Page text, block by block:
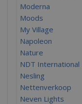
Moderna
Moods
My Village
Napoleon
Nature
NDT International
Nesling
Nettenverkoop
Neven Lights